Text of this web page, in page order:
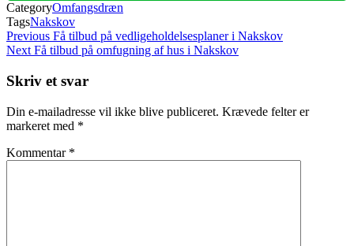
CategoryOmfangsdræn
TagsNakskov
Indlægsnavigation
Previous
Post
Previous Få tilbud på vedligeholdelsesplaner i Nakskov
Next
Next Få tilbud på omfugning af hus i Nakskov
Skriv et svar
Din e-mailadresse vil ikke blive publiceret. Krævede felter er
markeret med *
Kommentar *